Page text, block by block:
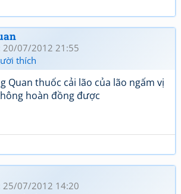
20/07/2012 21:55
thích
Quan thuốc cải lão của lão ngấm vị
hoàn đồng được
25/07/2012 14:20